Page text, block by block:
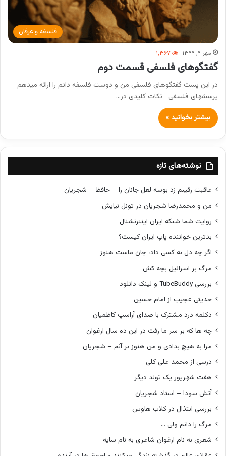
فلسفه و عرفان
مهر ۹, ۱۳۹۹ ۱,۳۶۷
گفتگوهای فلسفی قسمت دوم
در این پست گفتگوهای فلسفی من و دوست فلسفه دانم را ارائه میدهم
پرسشهای فلسفی نکات کلیدی در…
بیشتر بخوانید »
نوشته‌های تازه
عاقبت رقیبم زد بوسه لعل جانان را – حافظ – شجریان
من و محمدرضا شجریان در تونل نیایش
روایت شما شبکه ایران اینترنشنال
بدترین خواننده پاپ ایران کیست؟
اگر چه دل به کسی داد، جان ماست هنوز
مرگ بر اسرائیل بچه کش
بررسی TubeBuddy و لینک دانلود
حدیثی عجیب از امام حسین
دکلمه درد مشترک با صدای آراسپ کاظمیان
چه ها که بر سر ما رفت در این ده سال ارغوان
مرا به هیچ بدادی و من هنوز بر آنم – شجریان
درسی از محمد علی کلی
هفت شهریور یک تولد دیگر
آتش سودا – استاد شجریان
بررسی ابتذال در کلاب هاوس
مرگ را دانم ولی …
شعری به نام ارغوان شاعری به نام سایه